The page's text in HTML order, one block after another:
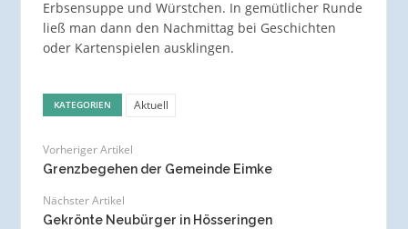
Erbsensuppe und Würstchen. In gemütlicher Runde
ließ man dann den Nachmittag bei Geschichten
oder Kartenspielen ausklingen.
KATEGORIEN Aktuell
Vorheriger Artikel
Grenzbegehen der Gemeinde Eimke
Nächster Artikel
Gekrönte Neubürger in Hösseringen